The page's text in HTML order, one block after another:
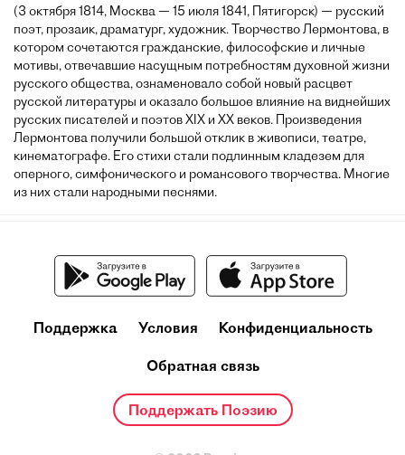
(3 октября 1814, Москва — 15 июля 1841, Пятигорск) — русский
поэт, прозаик, драматург, художник. Творчество Лермонтова, в
котором сочетаются гражданские, философские и личные
мотивы, отвечавшие насущным потребностям духовной жизни
русского общества, ознаменовало собой новый расцвет
русской литературы и оказало большое влияние на виднейших
русских писателей и поэтов XIX и XX веков. Произведения
Лермонтова получили большой отклик в живописи, театре,
кинематографе. Его стихи стали подлинным кладезем для
оперного, симфонического и романсового творчества. Многие
из них стали народными песнями.
Поддержка Условия Конфиденциальность
Обратная связь
Поддержать Поэзию